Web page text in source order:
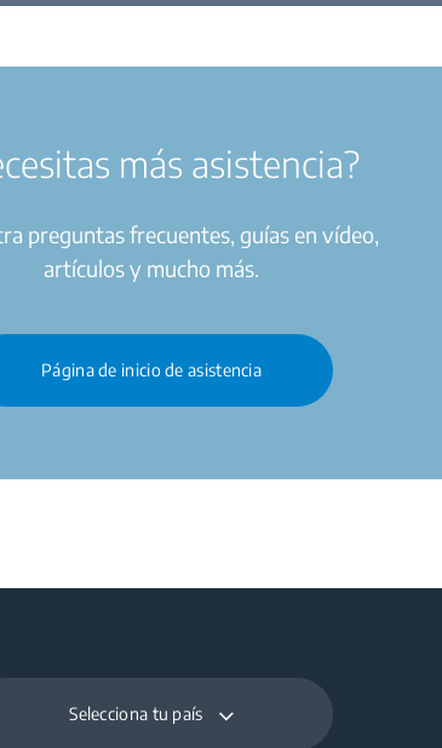
más asistencia?
preguntas frecuentes, guías en vídeo,
artículos y mucho más.
Página de inicio de asistencia
Selecciona tu país